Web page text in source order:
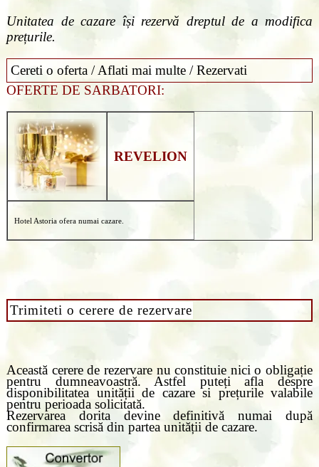
Unitatea de cazare își rezervă dreptul de a modifica
prețurile.
Cereti o oferta / Aflati mai multe / Rezervati
OFERTE DE SARBATORI:
REVELION
Hotel Astoria ofera numai cazare.
Trimiteti o cerere de rezervare
Această cerere de rezervare nu constituie nici o obligație
pentru dumneavoastră. Astfel puteți afla despre
disponibilitatea unității de cazare si prețurile valabile
pentru perioada solicitată.
Rezervarea dorita devine definitivă numai după
confirmarea scrisă din partea unității de cazare.